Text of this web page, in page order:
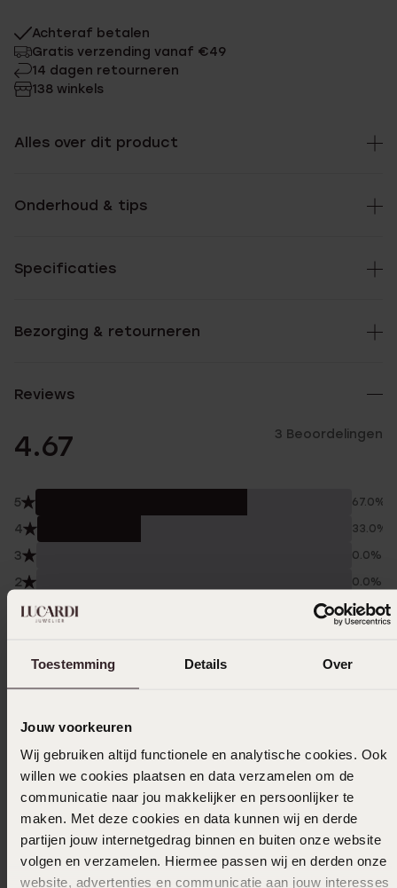
Toestemming Details Over
Jouw voorkeuren
Wij gebruiken altijd functionele en analytische cookies. Ook
willen we cookies plaatsen en data verzamelen om de
communicatie naar jou makkelijker en persoonlijker te
maken. Met deze cookies en data kunnen wij en derde
partijen jouw internetgedrag binnen en buiten onze website
volgen en verzamelen. Hiermee passen wij en derden onze
website, advertenties en communicatie aan jouw interesses
Achteraf betalen
Gratis verzending vanaf €49
14 dagen retourneren
138 winkels
Alles over dit product
Onderhoud & tips
Specificaties
Bezorging & retourneren
Reviews
4.67 3 Beoordelingen
5 67.0%
4 33.0%
3 0.0%
2 0.0%
0.0%
Trusted shops
05-05-2024
13-08-2023